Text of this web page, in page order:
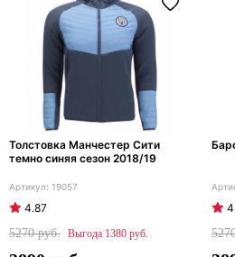
Толстовка Манчестер Сити
темно синяя сезон 2018/19
19057
4.87
5270
1380